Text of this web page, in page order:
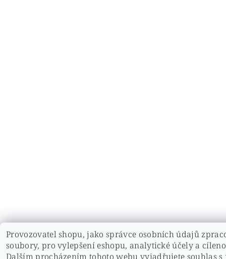
Provozovatel shopu, jako správce osobních údajů
soubory, pro vylepšení eshopu, analytické účely a
Dalším procházením tohoto webu vyjadřujete souhlas